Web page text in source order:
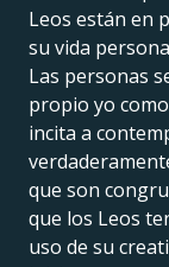
Leos están en
su vida
Las personas
propio yo
incita a
que son
que los Leos
uso de su